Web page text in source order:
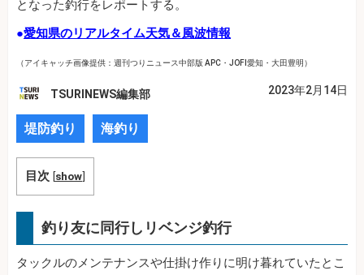
となった釣行をレポートする。
●愛知県のリアルタイム天気＆風波情報
（アイキャッチ画像提供：週刊つりニュース中部版 APC・JOFI愛知・大田豊明）
TSURINEWS編集部 2023年2月14日
堤防釣り 海釣り
目次 [show]
釣り友に同行しリベンジ釣行
タックルのメンテナンスや仕掛け作りに明け暮れていたとこ